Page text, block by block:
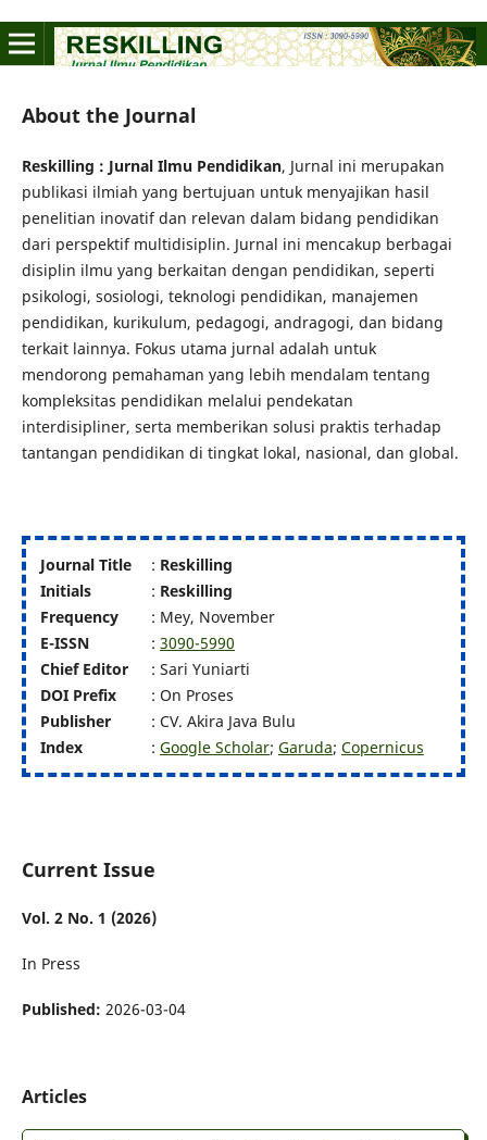
About the Journal
Reskilling : Jurnal Ilmu Pendidikan, Jurnal ini merupakan
publikasi ilmiah yang bertujuan untuk menyajikan hasil
penelitian inovatif dan relevan dalam bidang pendidikan
dari perspektif multidisiplin. Jurnal ini mencakup berbagai
disiplin ilmu yang berkaitan dengan pendidikan, seperti
psikologi, sosiologi, teknologi pendidikan, manajemen
pendidikan, kurikulum, pedagogi, andragogi, dan bidang
terkait lainnya. Fokus utama jurnal adalah untuk
mendorong pemahaman yang lebih mendalam tentang
kompleksitas pendidikan melalui pendekatan
interdisipliner, serta memberikan solusi praktis terhadap
tantangan pendidikan di tingkat lokal, nasional, dan global.
Journal Title : Reskilling
Initials
: Reskilling
Frequency
: Mey, November
E-ISSN
: 3090-5990
Chief Editor
: Sari Yuniarti
DOI Prefix
: On Proses
Publisher
: CV. Akira Java Bulu
Index
: Google Scholar; Garuda; Copernicus
Current Issue
Vol. 2 No. 1 (2026)
In Press
Published: 2026-03-04
Articles